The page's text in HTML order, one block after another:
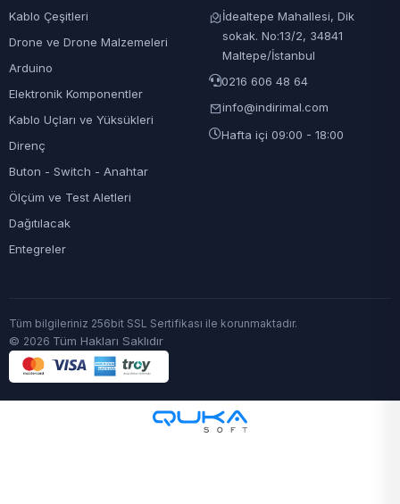
Kablo Çeşitleri
Drone ve Drone Malzemeleri
Arduino
Elektronik Komponentler
Kablo Uçları ve Yüksükleri
Direnç
Buton - Switch - Anahtar
Ölçüm ve Test Aletleri
Dağıtılacak
Entegreler
İdealtepe Mahallesi, Dik
sokak. No:13/2, 34841
Maltepe/İstanbul
0216 606 48 64
info@indirimal.com
Hafta içi 09:00 - 18:00
Tüm bilgileriniz 256bit SSL Sertifikası ile korunmaktadır.
© 2026 Tüm Hakları Saklıdır